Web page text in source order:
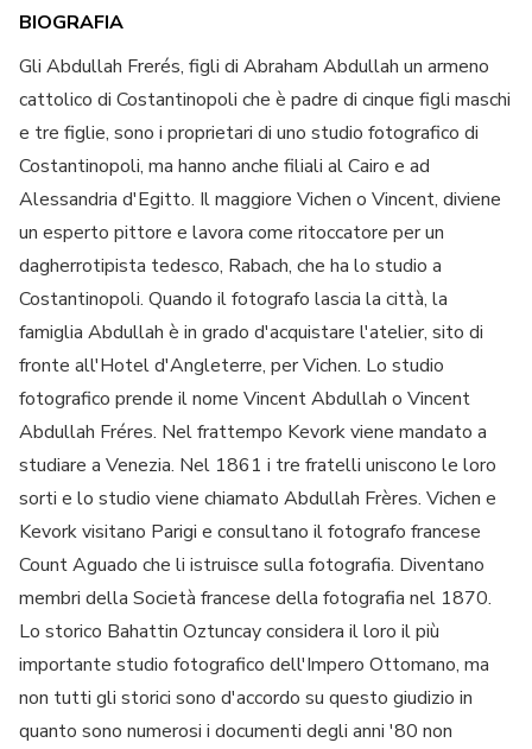
BIOGRAFIA
Gli Abdullah Frerés, figli di Abraham Abdullah un armeno
cattolico di Costantinopoli che è padre di cinque figli maschi
e tre figlie, sono i proprietari di uno studio fotografico di
Costantinopoli, ma hanno anche filiali al Cairo e ad
Alessandria d'Egitto. Il maggiore Vichen o Vincent, diviene
un esperto pittore e lavora come ritoccatore per un
dagherrotipista tedesco, Rabach, che ha lo studio a
Costantinopoli. Quando il fotografo lascia la città, la
famiglia Abdullah è in grado d'acquistare l'atelier, sito di
fronte all'Hotel d'Angleterre, per Vichen. Lo studio
fotografico prende il nome Vincent Abdullah o Vincent
Abdullah Fréres. Nel frattempo Kevork viene mandato a
studiare a Venezia. Nel 1861 i tre fratelli uniscono le loro
sorti e lo studio viene chiamato Abdullah Frères. Vichen e
Kevork visitano Parigi e consultano il fotografo francese
Count Aguado che li istruisce sulla fotografia. Diventano
membri della Società francese della fotografia nel 1870.
Lo storico Bahattin Oztuncay considera il loro il più
importante studio fotografico dell'Impero Ottomano, ma
non tutti gli storici sono d'accordo su questo giudizio in
quanto sono numerosi i documenti degli anni '80 non